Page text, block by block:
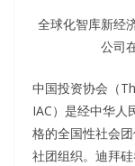
全球化智库新经
公司
中国投资协会（
IAC）是经中华人
格的全国性社会
社团组织。迪拜